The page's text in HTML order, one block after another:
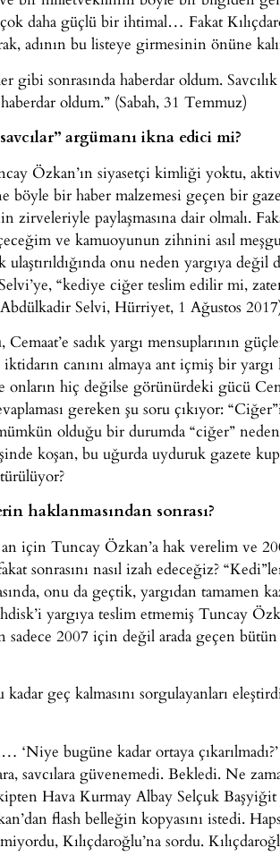
çok daha güçlü bir ihtimal… Fakat
adının bu listeye girmesinin önüne
gibi sonrasında haberdar oldum.
oldum.” (Sabah, 31 Temmuz)
argümanı ikna edici mi?
Özkan’ın siyasetçi kimliği yoktu,
böyle bir haber malzemesi geçen bir
zirveleriyle paylaşmasına dair olmalı.
ve kamuoyunun zihnini asıl
onu neden yargıya
“kediye ciğer teslim edilir mi,
Selvi, Hürriyet, 1 Ağustos
sadık yargı mensuplarının
canını almaya ant içmiş bir
onların hiç değilse görünürdeki gücü
gereken şu soru çıkıyor:
olduğu bir durumda “ciğer”
koşan, bu uğurda uyduruk gazete
haklanmasından sonrası?
için Tuncay Özkan’a hak verelim ve
sonrasını nasıl izah edeceğiz?
onu da geçtik, yargıdan tamamen
yargıya teslim etmemiş Tuncay
sadece 2007 için değil arada geçen
kadar geç kalmasını sorgulayanları
‘Niye bugüne kadar ortaya
savcılara güvenemedi. Bekledi. Ne
Hava Kurmay Albay Selçuk
flash belleğin kopyasını istedi.
Kılıçdaroğlu’na sordu.